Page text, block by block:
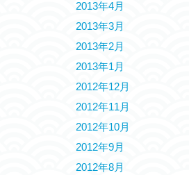
2013年4月
2013年3月
2013年2月
2013年1月
2012年12月
2012年11月
2012年10月
2012年9月
2012年8月